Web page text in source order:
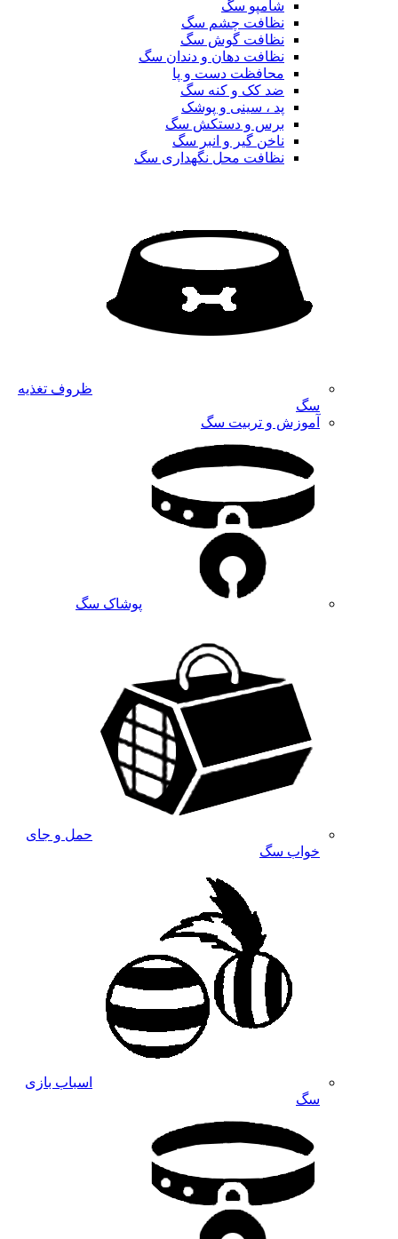
شامپو سگ
نظافت چشم سگ
نظافت گوش سگ
نظافت دهان و دندان سگ
محافظت دست و پا
ضد کک و کنه سگ
پد ، سینی و پوشک
برس و دستکش سگ
ناخن گیر و انبر سگ
نظافت محل نگهداری سگ
ظروف تغذیه
سگ
آموزش و تربیت سگ
پوشاک سگ
حمل و جای
خواب سگ
اسباب بازی
سگ